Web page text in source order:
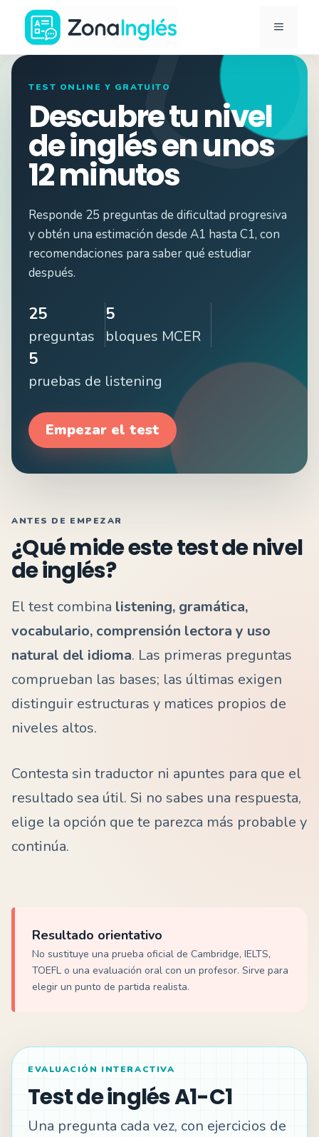
Saltar
contenido
Ir
la
portada
de
ZonaInglés
MENÚ
TEST ONLINE Y GRATUITO
Descubre tu nivel
de inglés en unos
12 minutos
Responde 25 preguntas de dificultad progresiva
y obtén una estimación desde A1 hasta C1, con
recomendaciones para saber qué estudiar
después.
25
preguntas
5
bloques MCER
5
pruebas de listening
Empezar el test
ANTES DE EMPEZAR
¿Qué mide este test de nivel
de inglés?
El test combina listening, gramática,
vocabulario, comprensión lectora y uso
natural del idioma. Las primeras preguntas
comprueban las bases; las últimas exigen
distinguir estructuras y matices propios de
niveles altos.
Contesta sin traductor ni apuntes para que el
resultado sea útil. Si no sabes una respuesta,
elige la opción que te parezca más probable y
continúa.
Resultado orientativo
No sustituye una prueba oficial de Cambridge, IELTS,
TOEFL o una evaluación oral con un profesor. Sirve para
elegir un punto de partida realista.
EVALUACIÓN INTERACTIVA
Test de inglés A1-C1
Una pregunta cada vez, con ejercicios de